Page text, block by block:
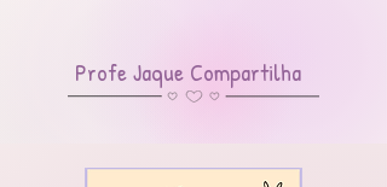
Profe Jaque Compartilha